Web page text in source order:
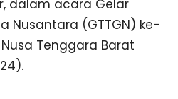
dalam acara Gelar
Nusantara (GTTGN) ke-
Tenggara Barat